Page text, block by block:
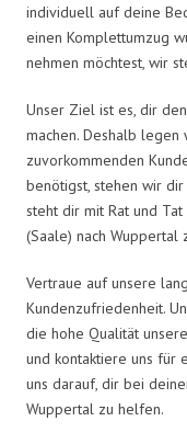
individuell auf deine
einen Komplettumzug
nehmen möchtest, wir
Unser Ziel ist es, dir
machen. Deshalb
zuvorkommenden
benötigst, stehen wir
steht dir mit Rat und
(Saale) nach Wuppertal
Vertraue auf unsere
Kundenzufriedenheit.
die hohe Qualität
und kontaktiere uns für
uns darauf, dir bei
Wuppertal zu helfen.